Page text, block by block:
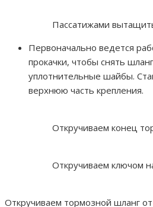
Пассатижами
Первоначально ведется
прокачки, чтобы снять
уплотнительные шайбы.
верхнюю часть крепления.
Откручиваем конец
Откручиваем ключом
Откручиваем тормозной шланг